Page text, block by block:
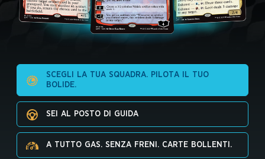
SCEGLI LA TUA SQUADRA. PILOTA IL TUO
BOLIDE.
SEI AL POSTO DI GUIDA
A TUTTO GAS. SENZA FRENI. CARTE BOLLENTI.